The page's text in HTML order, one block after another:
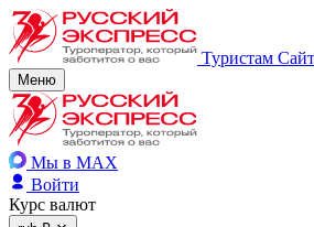
Туристам
Меню
Мы в MAX
Войти
Курс валют